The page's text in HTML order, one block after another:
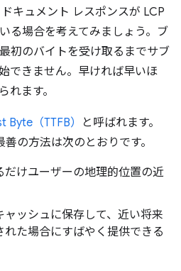
キュメント レスポンスが LCP
る場合を考えてみましょう。ブ
初のバイトを受け取るまでサブ
できません。早ければ早いほ
れます。
Byte（TTFB）
と呼ばれます。
の方法は次のとおりです。
だけユーザーの地理的位置の近
ャッシュに保存して、近い将来
れた場合にすばやく提供できる